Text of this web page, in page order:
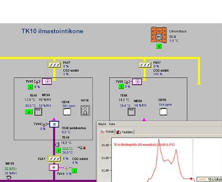
Kone- ja tuotantotekniikka
Kotoutuminen
Kuljetus ja logistiikka
Kumitekniikka
Liiketalous ja kaupan ala
Maarakennus
Matkailu- ja ravitsemisala